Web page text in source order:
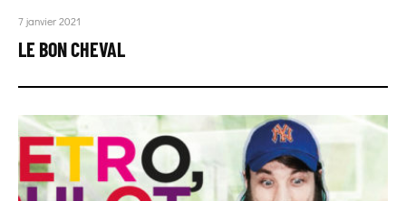
7 janvier 2021
LE BON CHEVAL